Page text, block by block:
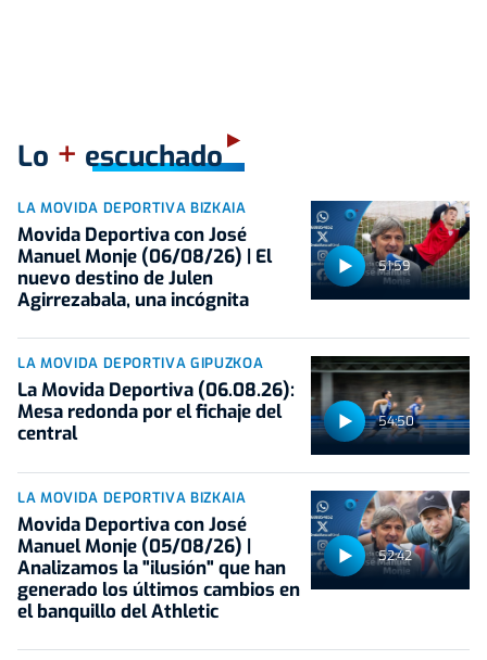
Lo + escuchado
51:59
LA MOVIDA DEPORTIVA BIZKAIA
Movida Deportiva con José
Manuel Monje (06/08/26) | El
nuevo destino de Julen
Agirrezabala, una incógnita
54:50
LA MOVIDA DEPORTIVA GIPUZKOA
La Movida Deportiva (06.08.26):
Mesa redonda por el fichaje del
central
52:42
LA MOVIDA DEPORTIVA BIZKAIA
Movida Deportiva con José
Manuel Monje (05/08/26) |
Analizamos la "ilusión" que han
generado los últimos cambios en
el banquillo del Athletic